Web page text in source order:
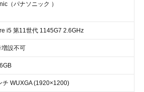
（パナソニック ）
i5 第11世代 1145G7 2.6GHz
設不可
チ WUXGA (1920×1200)